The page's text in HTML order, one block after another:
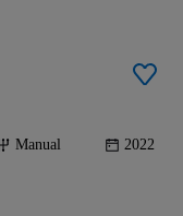
Manual 2022